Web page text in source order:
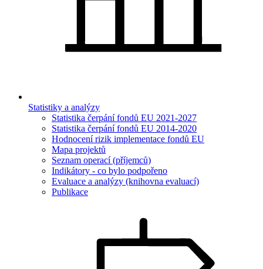
Statistiky a analýzy
Statistika čerpání fondů EU 2021-2027
Statistika čerpání fondů EU 2014-2020
Hodnocení rizik implementace fondů EU
Mapa projektů
Seznam operací (příjemců)
Indikátory - co bylo podpořeno
Evaluace a analýzy (knihovna evaluací)
Publikace